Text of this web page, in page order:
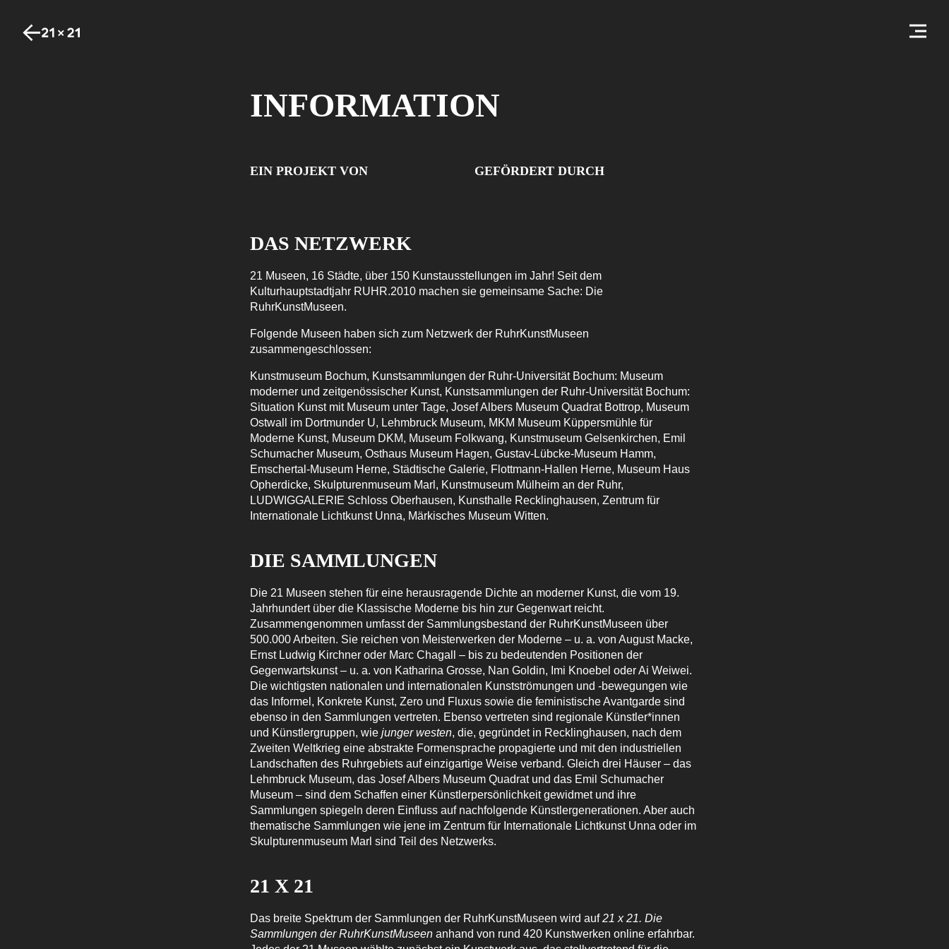
INFORMATION
EIN PROJEKT VON GEFÖRDERT DURCH
DAS NETZWERK
21 Museen, 16 Städte, über 150 Kunstausstellungen im Jahr! Seit dem
Kulturhauptstadtjahr RUHR.2010 machen sie gemeinsame Sache: Die
RuhrKunstMuseen.
Folgende Museen haben sich zum Netzwerk der RuhrKunstMuseen
zusammengeschlossen:
Kunstmuseum Bochum, Kunstsammlungen der Ruhr-Universität Bochum: Museum
moderner und zeitgenössischer Kunst, Kunstsammlungen der Ruhr-Universität Bochum:
Situation Kunst mit Museum unter Tage, Josef Albers Museum Quadrat Bottrop, Museum
Ostwall im Dortmunder U, Lehmbruck Museum, MKM Museum Küppersmühle für
Moderne Kunst, Museum DKM, Museum Folkwang, Kunstmuseum Gelsenkirchen, Emil
Schumacher Museum, Osthaus Museum Hagen, Gustav-Lübcke-Museum Hamm,
Emschertal-Museum Herne, Städtische Galerie, Flottmann-Hallen Herne, Museum Haus
Opherdicke, Skulpturenmuseum Marl, Kunstmuseum Mülheim an der Ruhr,
LUDWIGGALERIE Schloss Oberhausen, Kunsthalle Recklinghausen, Zentrum für
Internationale Lichtkunst Unna, Märkisches Museum Witten.
DIE SAMMLUNGEN
Die 21 Museen stehen für eine herausragende Dichte an moderner Kunst, die vom 19.
Jahrhundert über die Klassische Moderne bis hin zur Gegenwart reicht.
Zusammengenommen umfasst der Sammlungsbestand der RuhrKunstMuseen über
500.000 Arbeiten. Sie reichen von Meisterwerken der Moderne – u. a. von August Macke,
Ernst Ludwig Kirchner oder Marc Chagall – bis zu bedeutenden Positionen der
Gegenwartskunst – u. a. von Katharina Grosse, Nan Goldin, Imi Knoebel oder Ai Weiwei.
Die wichtigsten nationalen und internationalen Kunstströmungen und -bewegungen wie
das Informel, Konkrete Kunst, Zero und Fluxus sowie die feministische Avantgarde sind
ebenso in den Sammlungen vertreten. Ebenso vertreten sind regionale Künstler*innen
und Künstlergruppen, wie junger westen, die, gegründet in Recklinghausen, nach dem
Zweiten Weltkrieg eine abstrakte Formensprache propagierte und mit den industriellen
Landschaften des Ruhrgebiets auf einzigartige Weise verband. Gleich drei Häuser – das
Lehmbruck Museum, das Josef Albers Museum Quadrat und das Emil Schumacher
Museum – sind dem Schaffen einer Künstlerpersönlichkeit gewidmet und ihre
Sammlungen spiegeln deren Einfluss auf nachfolgende Künstlergenerationen. Aber auch
thematische Sammlungen wie jene im Zentrum für Internationale Lichtkunst Unna oder im
Skulpturenmuseum Marl sind Teil des Netzwerks.
21 X 21
Das breite Spektrum der Sammlungen der RuhrKunstMuseen wird auf21 x 21. Die
Sammlungen der RuhrKunstMuseen anhand von rund 420 Kunstwerken online erfahrbar.